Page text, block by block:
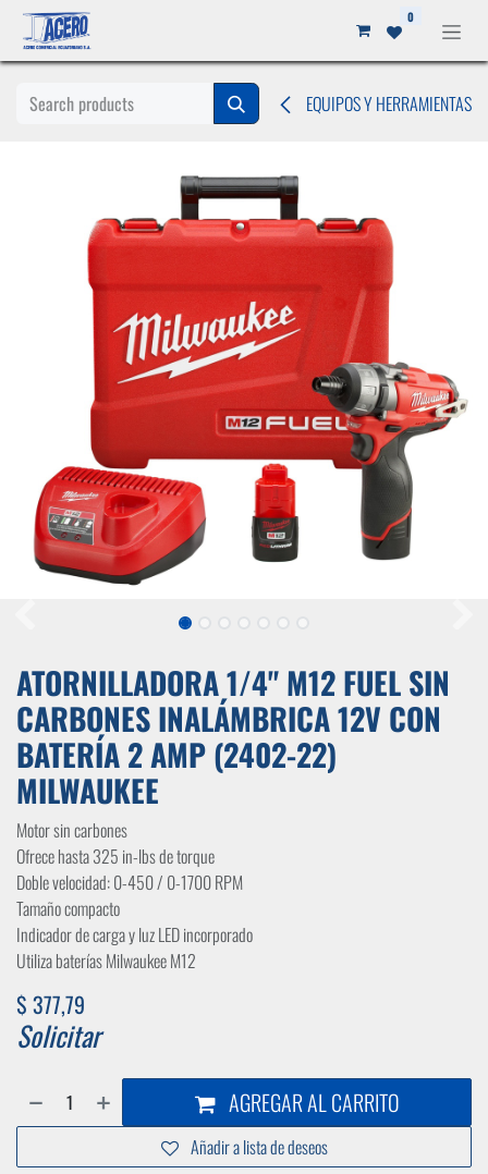
Ir al contenido 0
EQUIPOS Y HERRAMIENTAS
ATORNILLADORA 1/4" M12 FUEL SIN
CARBONES INALÁMBRICA 12V CON
BATERÍA 2 AMP (2402-22)
MILWAUKEE
Motor sin carbones
Ofrece hasta 325 in-lbs de torque
Doble velocidad: 0-450 / 0-1700 RPM
Tamaño compacto
Indicador de carga y luz LED incorporado
Utiliza baterías Milwaukee M12
$ 377,79
Solicitar
AGREGAR AL CARRITO
Añadir a lista de deseos